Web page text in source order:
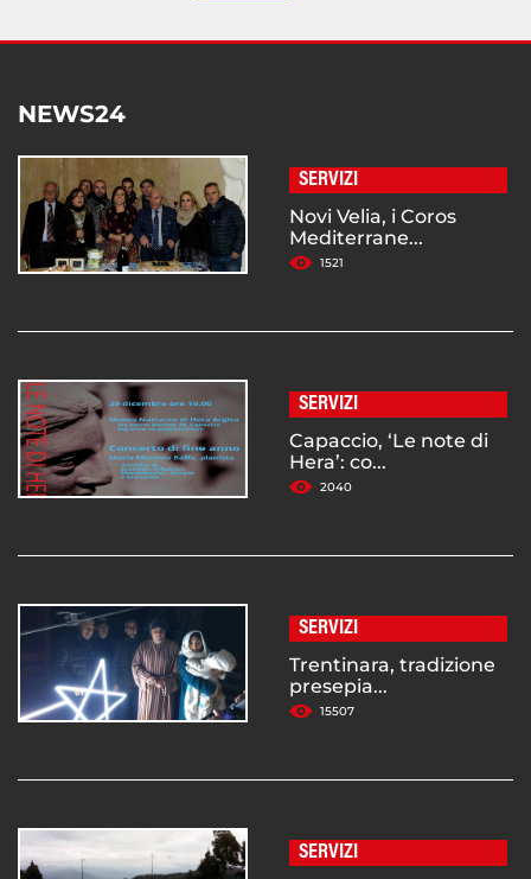
NEWS24
SERVIZI
Novi Velia, i Coros
Mediterrane...
1521
SERVIZI
Capaccio, ‘Le note di
Hera’: co...
2040
SERVIZI
Trentinara, tradizione
presepia...
15507
SERVIZI